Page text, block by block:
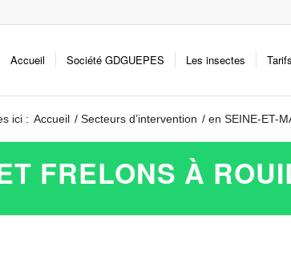
Accueil Société GDGUEPES Les insectes Tarifs
ici : Accueil / Secteurs d’intervention / en SEINE-ET-
FRELONS À